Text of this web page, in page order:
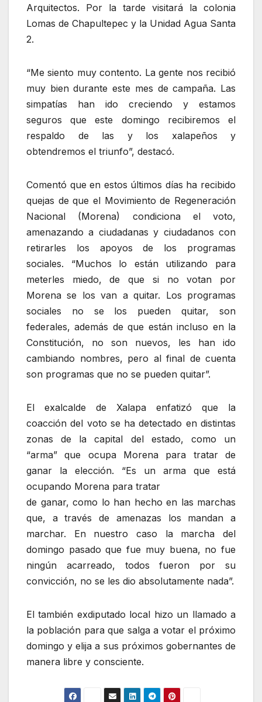
Arquitectos. Por la tarde visitará la colonia
Lomas de Chapultepec y la Unidad Agua Santa
2.
“Me siento muy contento. La gente nos recibió
muy bien durante este mes de campaña. Las
simpatías han ido creciendo y estamos
seguros que este domingo recibiremos el
respaldo de las y los xalapeños y
obtendremos el triunfo”, destacó.
Comentó que en estos últimos días ha recibido
quejas de que el Movimiento de Regeneración
Nacional (Morena) condiciona el voto,
amenazando a ciudadanas y ciudadanos con
retirarles los apoyos de los programas
sociales. “Muchos lo están utilizando para
meterles miedo, de que si no votan por
Morena se los van a quitar. Los programas
sociales no se los pueden quitar, son
federales, además de que están incluso en la
Constitución, no son nuevos, les han ido
cambiando nombres, pero al final de cuenta
son programas que no se pueden quitar”.
El exalcalde de Xalapa enfatizó que la
coacción del voto se ha detectado en distintas
zonas de la capital del estado, como un
“arma” que ocupa Morena para tratar de
ganar la elección. “Es un arma que está
ocupando Morena para tratar
de ganar, como lo han hecho en las marchas
que, a través de amenazas los mandan a
marchar. En nuestro caso la marcha del
domingo pasado que fue muy buena, no fue
ningún acarreado, todos fueron por su
convicción, no se les dio absolutamente nada”.
El también exdiputado local hizo un llamado a
la población para que salga a votar el próximo
domingo y elija a sus próximos gobernantes de
manera libre y consciente.